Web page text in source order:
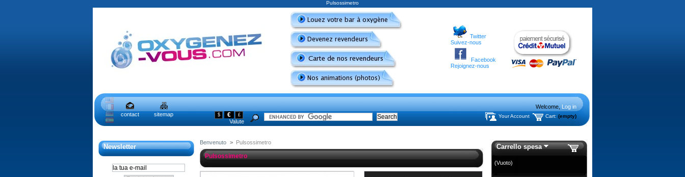
Pulsossimetro
Twitter
Suivez-nous
Facebook
Rejoignez-nous
contact sitemap
Welcome, Log in
Cart: (empty)
Your Account
$ € £
Valute
Newsletter
Benvenuto > Pulsossimetro
Pulsossimetro
Carrello spesa
(Vuoto)